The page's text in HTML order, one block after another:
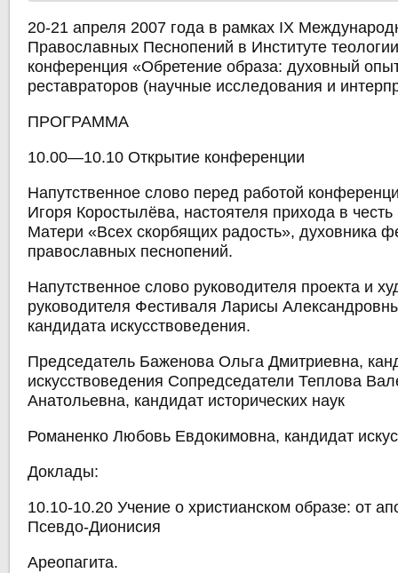
20-21 апреля 2007 года в рамках IX
Православных Песнопений в Институте
конференция «Обретение образа: духовный
реставраторов (научные исследования и
ПРОГРАММА
10.00—10.10 Открытие конференции
Напутственное слово перед работой
Игоря Коростылёва, настоятеля прихода в
Матери «Всех скорбящих радость», духовника
православных песнопений.
Напутственное слово руководителя проекта и
руководителя Фестиваля Ларисы
кандидата искусствоведения.
Председатель Баженова Ольга Дмитриевна,
искусствоведения Сопредседатели Теплова
Анатольевна, кандидат исторических наук
Романенко Любовь Евдокимовна, кандидат
Доклады:
10.10-10.20 Учение о христианском образе: от
Псевдо-Дионисия
Ареопагита.